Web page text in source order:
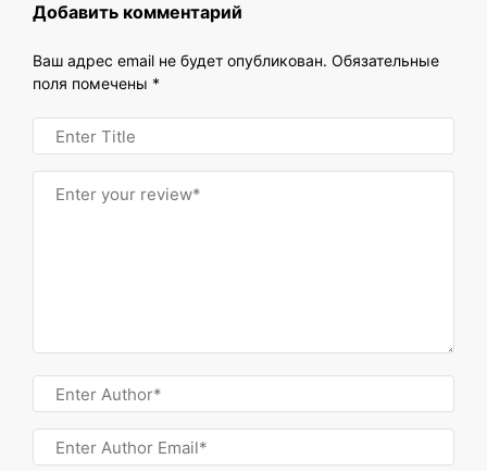
Добавить комментарий
Ваш адрес email не будет опубликован. Обязательные
поля помечены *